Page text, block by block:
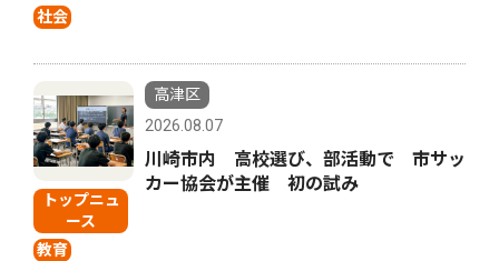
社会
トップニュ
ース
教育
高津区
2026.08.07
川崎市内 高校選び、部活動で 市サッ
カー協会が主催 初の試み